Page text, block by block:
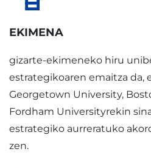
EKIMENA
gizarte-ekimeneko hiru
estrategikoaren emaitza da,
Georgetown University,
Fordham Universityrekin
estrategiko aurreratuko
zen.